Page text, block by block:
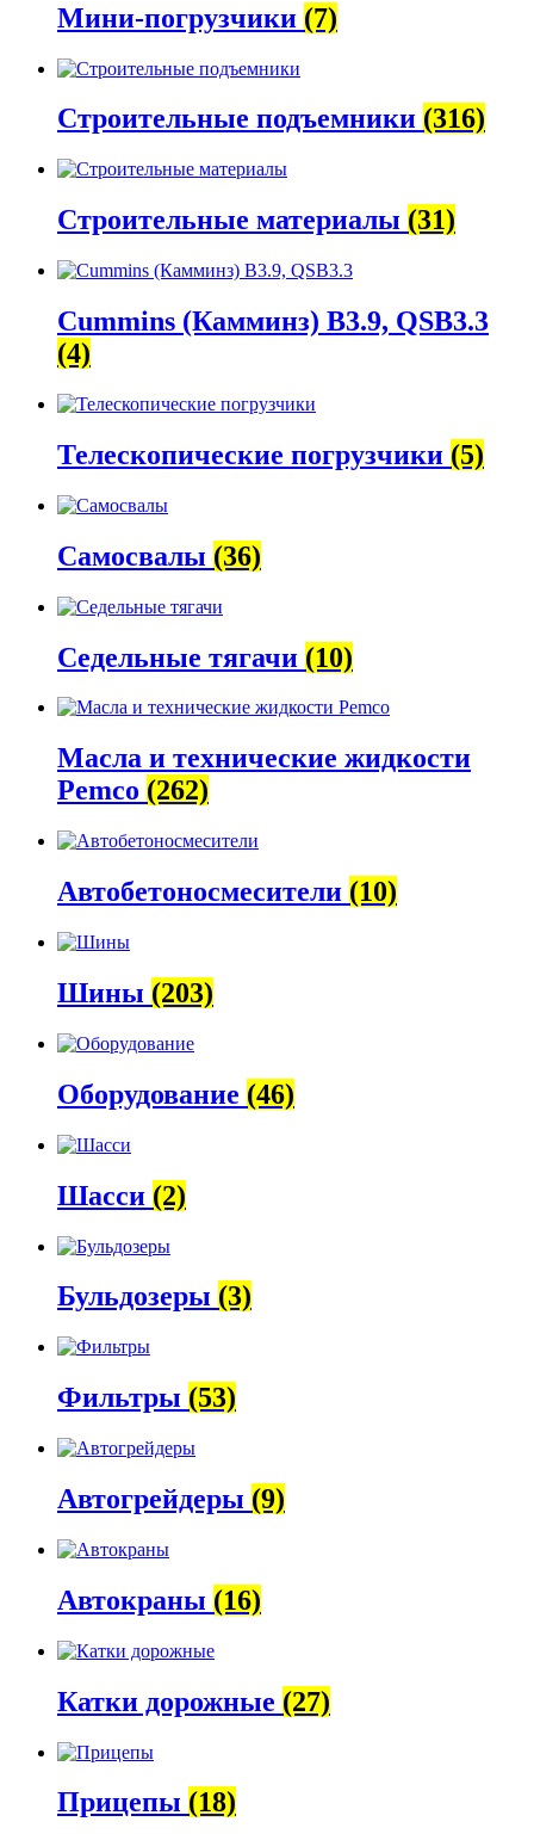
Мини-погрузчики (7)
Строительные подъемники (316)
Строительные материалы (31)
Cummins (Камминз) B3.9, QSB3.3
(4)
Телескопические погрузчики (5)
Самосвалы (36)
Седельные тягачи (10)
Масла и технические жидкости
Pemco (262)
Автобетоно­смесители (10)
Шины (203)
Оборудование (46)
Шасси (2)
Бульдозеры (3)
Фильтры (53)
Автогрейдеры (9)
Автокраны (16)
Катки дорожные (27)
Прицепы (18)